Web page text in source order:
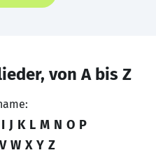
von A bis Z
I J K L M N O P
V W X Y Z